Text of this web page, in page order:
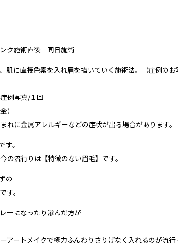
ンク施術直後 同日施術
肌に直接色素を入れ眉を描いていく施術法。（症例の
例写真/１回
）
れに金属アレルギーなどの症状が出る場合があります。
。
の流行りは【特徴のない眉毛】です。
の
す。
ーになったり滲んだ方が
ートメイクで極力ふんわりさりげなく入れるのが流行